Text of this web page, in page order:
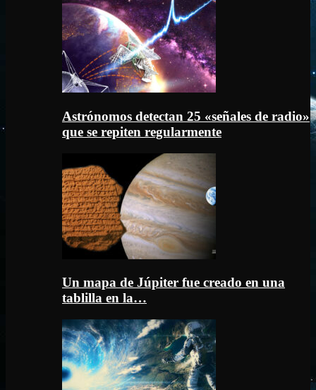
Astrónomos detectan 25 «señales de radio»
que se repiten regularmente
Un mapa de Júpiter fue creado en una
tablilla en la…